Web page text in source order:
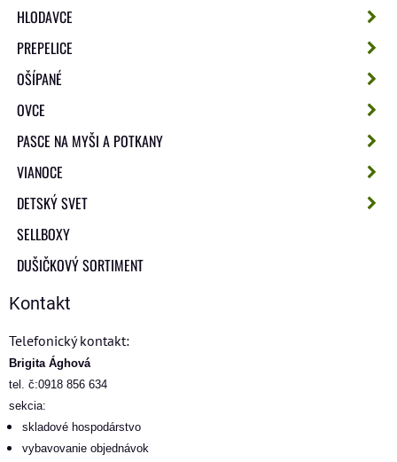
HLODAVCE
PREPELICE
OŠÍPANÉ
OVCE
PASCE NA MYŠI A POTKANY
VIANOCE
DETSKÝ SVET
SELLBOXY
DUŠIČKOVÝ SORTIMENT
Kontakt
Telefonický kontakt:
Brigita Ághová
tel. č:0918 856 634
sekcia:
skladové hospodárstvo
vybavovanie objednávok